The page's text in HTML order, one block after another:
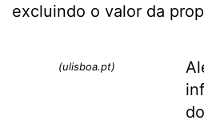
excluindo o valor da
(ulisboa.pt)